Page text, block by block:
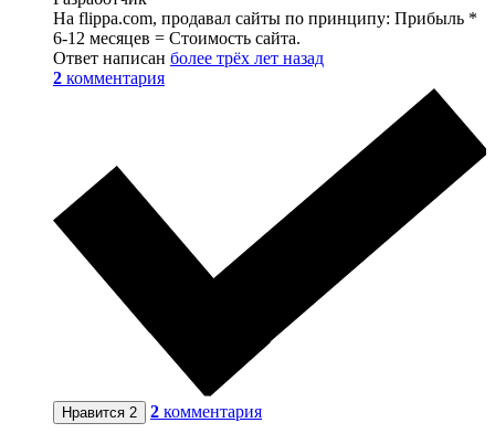
На flippa.com, продавал сайты по принципу: Прибыль *
6-12 месяцев = Стоимость сайта.
Ответ написан более трёх лет назад
2 комментария
Нравится 2 2 комментария